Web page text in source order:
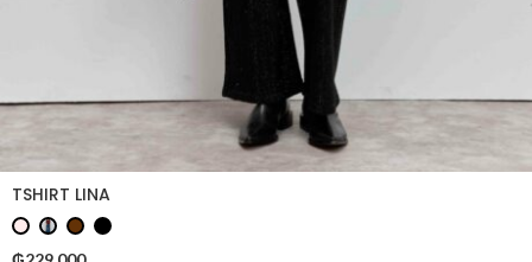
TSHIRT LINA